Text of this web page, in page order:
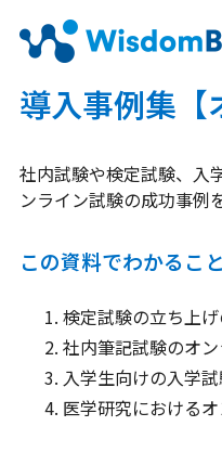
導入事例集【
社内試験や検定試験、入
ンライン試験の成功事例
この資料でわかること
検定試験の立ち上
社内筆記試験のオ
入学生向けの入学
医学研究における